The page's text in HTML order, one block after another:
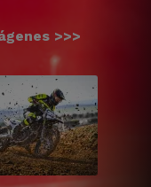
>>>